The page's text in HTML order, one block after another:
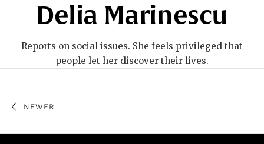
Delia Marinescu
Reports on social issues. She feels privileged that
people let her discover their lives.
NEWER